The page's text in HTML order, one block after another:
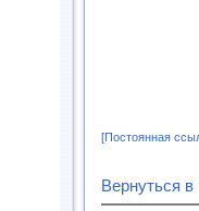
[Постоянная
Вернуться